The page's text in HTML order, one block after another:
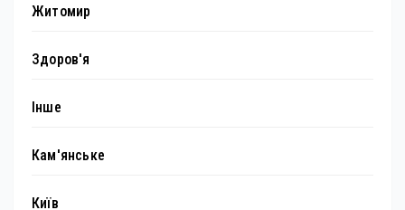
Житомир
Здоров'я
Інше
Кам'янське
Київ